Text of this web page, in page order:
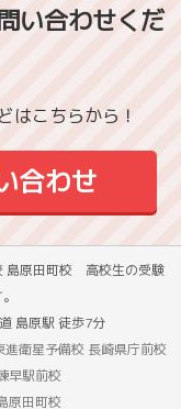
い合わせくだ
はこちらから！
合わせ
島原田町校 高校生の受験
島原駅 徒歩7分
進衛星予備校 長崎県庁前校
早駅前校
原田町校